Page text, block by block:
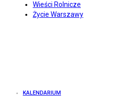
Wieści Rolnicze
Życie Warszawy
KALENDARIUM